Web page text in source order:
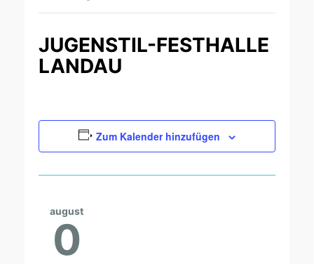
JUGENSTIL-FESTHALLE
LANDAU
Zum Kalender hinzufügen
august
0